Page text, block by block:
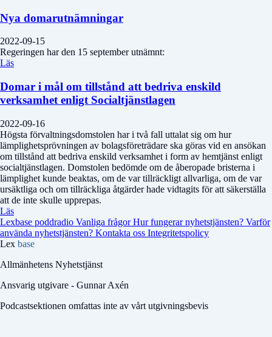
Nya domarutnämningar
2022-09-15
Regeringen har den 15 september utnämnt:
Läs
Domar i mål om tillstånd att bedriva enskild
verksamhet enligt Socialtjänstlagen
2022-09-16
Högsta förvaltningsdomstolen har i två fall uttalat sig om hur
lämplighetsprövningen av bolagsföreträdare ska göras vid en ansökan
om tillstånd att bedriva enskild verksamhet i form av hemtjänst enligt
socialtjänstlagen. Domstolen bedömde om de åberopade bristerna i
lämplighet kunde beaktas, om de var tillräckligt allvarliga, om de var
ursäktliga och om tillräckliga åtgärder hade vidtagits för att säkerställa
att de inte skulle upprepas.
Läs
Lexbase poddradio Vanliga frågorHur fungerar nyhetstjänsten? Varför
använda nyhetstjänsten? Kontakta oss Integritetspolicy
Lex base
Allmänhetens Nyhetstjänst
Ansvarig utgivare - Gunnar Axén
Podcastsektionen omfattas inte av vårt utgivningsbevis